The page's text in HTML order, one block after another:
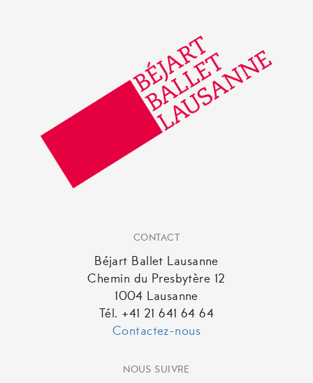
CONTACT
Béjart Ballet Lausanne
Chemin du Presbytère 12
1004 Lausanne
Tél. +41 21 641 64 64
Contactez-nous
NOUS SUIVRE